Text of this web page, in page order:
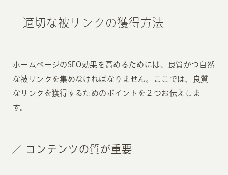
適切な被リンクの獲得方法
ホームページのSEO効果を高めるためには、良質かつ自然
な被リンクを集めなければなりません。ここでは、良質
なリンクを獲得するためのポイントを２つお伝えしま
す。
コンテンツの質が重要